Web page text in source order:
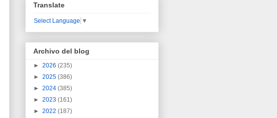
Translate
Select Language ▼
Archivo del blog
► 2026 (235)
► 2025 (386)
► 2024 (385)
► 2023 (161)
► 2022 (187)